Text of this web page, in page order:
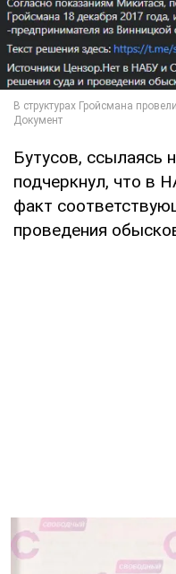
Бутусов, ссылаясь
подчеркнул, что в
факт
проведения